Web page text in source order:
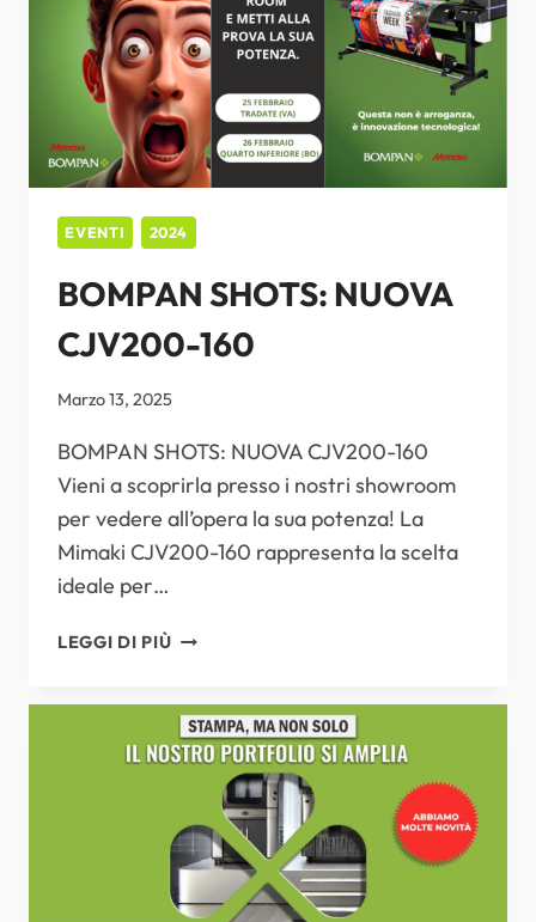
EVENTI 2024
BOMPAN SHOTS: NUOVA
CJV200-160
Marzo 13, 2025
BOMPAN SHOTS: NUOVA CJV200-160
Vieni a scoprirla presso i nostri showroom
per vedere all’opera la sua potenza! La
Mimaki CJV200-160 rappresenta la scelta
ideale per…
LEGGI DI PIÙBOMPAN
CJV200-
160